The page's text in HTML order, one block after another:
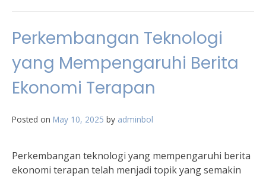
Perkembangan Teknologi
yang Mempengaruhi Berita
Ekonomi Terapan
Posted on May 10, 2025 by adminbol
Perkembangan teknologi yang mempengaruhi berita
ekonomi terapan telah menjadi topik yang semakin